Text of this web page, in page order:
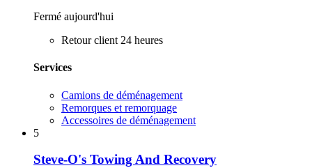
Fermé aujourd'hui
Retour client 24 heures
Services
Camions de déménagement
Remorques et remorquage
Accessoires de déménagement
5
Steve-O's Towing And Recovery